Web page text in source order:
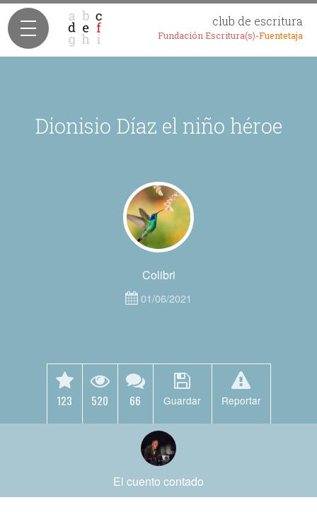
club de escritura
Fundación Escritura(s)-Fuentetaja
Dionisio Díaz el niño héroe
Colibri
01/06/2021
123 520 66 Guardar Reportar
El cuento contado